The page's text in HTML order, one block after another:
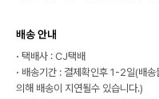
배송 안내
· 택배사 : CJ택배
· 배송기간 : 결제확인후 1-2일(배송
의해 배송이 지연될수 있습니다.)